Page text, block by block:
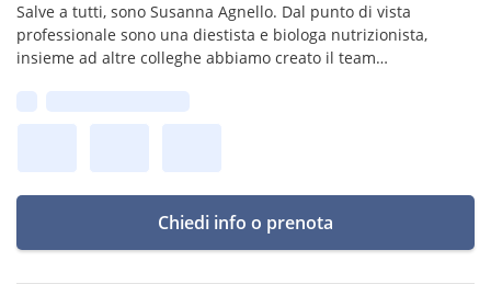
Salve a tutti, sono Susanna Agnello. Dal punto di vista
professionale sono una diestista e biologa nutrizionista,
insieme ad altre colleghe abbiamo creato il team
Chiedi info o prenota